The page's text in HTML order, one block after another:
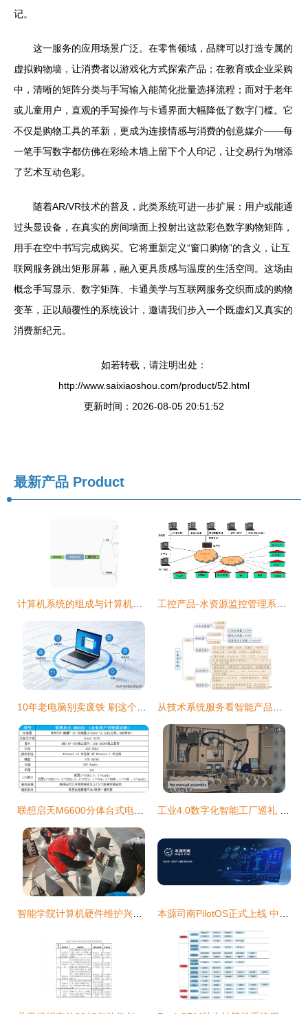
记。
这一服务的应用场景广泛。在零售领域，品牌可以打造专属的
虚拟购物墙，让消费者以游戏化方式探索产品；在教育或企业采购
中，清晰的矩阵分类与手写输入能简化批量选择流程；而对于老年
或儿童用户，直观的手写操作与卡通界面大幅降低了数字门槛。它
不仅是购物工具的革新，更成为连接情感与消费的创意媒介——每
一笔手写数字都仿佛在彩绘木墙上留下个人印记，让交易行为增添
了艺术互动色彩。
随着AR/VR技术的普及，此类系统可进一步扩展：用户或能通
过头显设备，在真实的房间墙面上投射出这款彩色数字购物矩阵，
用手在空中书写完成购买。它将重新定义“窗口购物”的含义，让互
联网服务跳出矩形屏幕，融入更具质感与温度的生活空间。这场由
概念手写显示、数字矩阵、卡通美学与互联网服务交织而成的购物
变革，正以颠覆性的系统设计，邀请我们步入一个既虚幻又真实的
消费新纪元。
如若转载，请注明出处：
http://www.saixiaoshou.com/product/52.html
更新时间：2026-08-05 20:51:52
最新产品 Product